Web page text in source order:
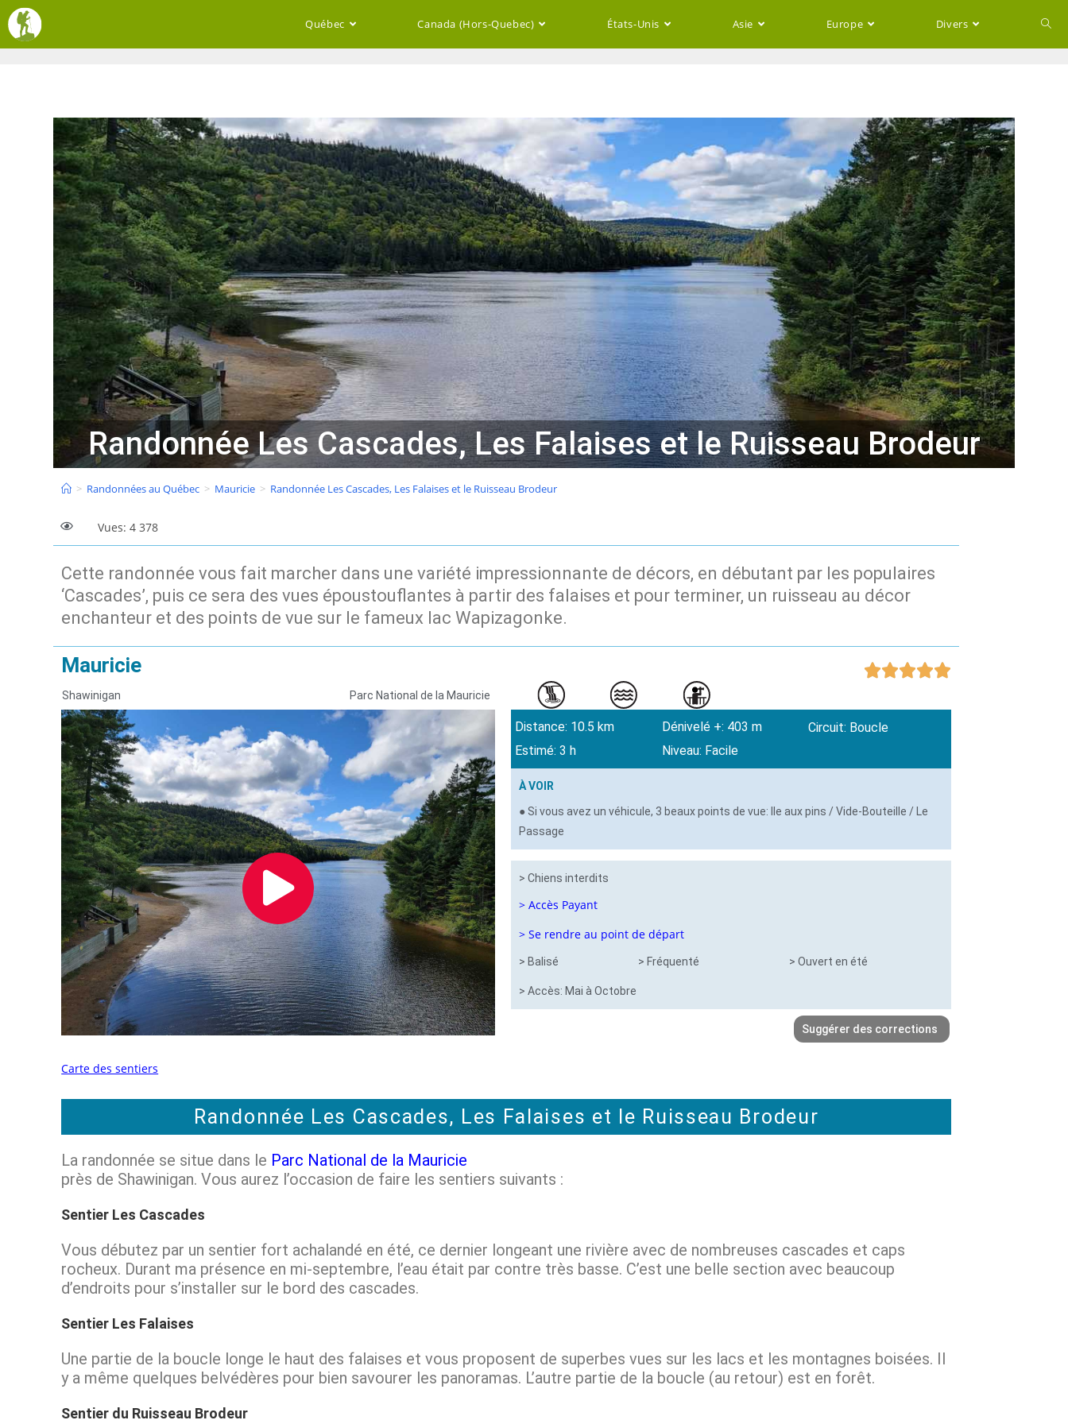
Québec Canada (Hors-Quebec) États-Unis Asie Europe Divers
Randonnée Les Cascades, Les Falaises et le Ruisseau Brodeur
> Randonnées au Québec > Mauricie > Randonnée Les Cascades, Les Falaises et le Ruisseau Brodeur
Vues: 4 378
Cette randonnée vous fait marcher dans une variété impressionnante de décors, en débutant par les populaires
‘Cascades’, puis ce sera des vues époustouflantes à partir des falaises et pour terminer, un ruisseau au décor
enchanteur et des points de vue sur le fameux lac Wapizagonke.
Mauricie 
Shawinigan Parc National de la Mauricie
Carte des sentiers
Distance: 10.5 km Dénivelé +: 403 m
Circuit: Boucle
Estimé: 3 h
Niveau: Facile
À VOIR
● Si vous avez un véhicule, 3 beaux points de vue: Ile aux pins / Vide-Bouteille / Le
Passage
> Chiens interdits
> Accès Payant
> Se rendre au point de départ
> Balisé > Fréquenté > Ouvert en été
> Accès: Mai à Octobre
Suggérer des corrections
Randonnée Les Cascades, Les Falaises et le Ruisseau Brodeur
La randonnée se situe dans le Parc National de la Mauricie
près de Shawinigan. Vous aurez l’occasion de faire les sentiers suivants :
Sentier Les Cascades
Vous débutez par un sentier fort achalandé en été, ce dernier longeant une rivière avec de nombreuses cascades et caps
rocheux. Durant ma présence en mi-septembre, l’eau était par contre très basse. C’est une belle section avec beaucoup
d’endroits pour s’installer sur le bord des cascades.
Sentier Les Falaises
Une partie de la boucle longe le haut des falaises et vous proposent de superbes vues sur les lacs et les montagnes boisées. Il
y a même quelques belvédères pour bien savourer les panoramas. L’autre partie de la boucle (au retour) est en forêt.
Sentier du Ruisseau Brodeur